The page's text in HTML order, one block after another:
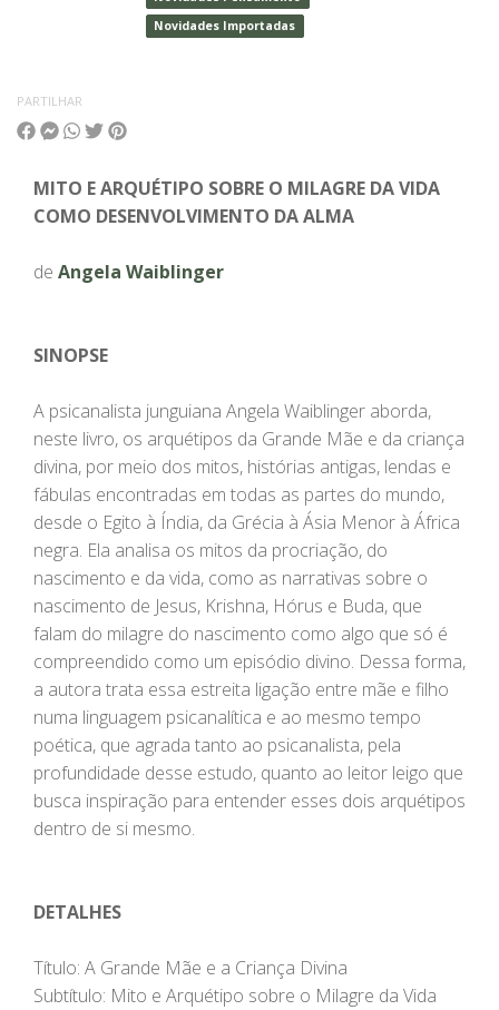
Novidades Importadas
PARTILHAR
MITO E ARQUÉTIPO SOBRE O MILAGRE DA VIDA
COMO DESENVOLVIMENTO DA ALMA
de Angela Waiblinger
SINOPSE
A psicanalista junguiana Angela Waiblinger aborda,
neste livro, os arquétipos da Grande Mãe e da criança
divina, por meio dos mitos, histórias antigas, lendas e
fábulas encontradas em todas as partes do mundo,
desde o Egito à Índia, da Grécia à Ásia Menor à África
negra. Ela analisa os mitos da procriação, do
nascimento e da vida, como as narrativas sobre o
nascimento de Jesus, Krishna, Hórus e Buda, que
falam do milagre do nascimento como algo que só é
compreendido como um episódio divino. Dessa forma,
a autora trata essa estreita ligação entre mãe e filho
numa linguagem psicanalítica e ao mesmo tempo
poética, que agrada tanto ao psicanalista, pela
profundidade desse estudo, quanto ao leitor leigo que
busca inspiração para entender esses dois arquétipos
dentro de si mesmo.
DETALHES
Título: A Grande Mãe e a Criança Divina
Subtítulo: Mito e Arquétipo sobre o Milagre da Vida